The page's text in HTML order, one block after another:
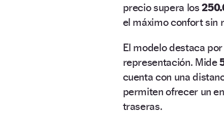
precio supera los
el máximo confort sin
El modelo destaca
representación. Mide
cuenta con una
permiten ofrecer un
traseras.